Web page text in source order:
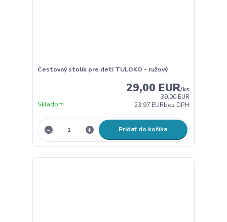
Cestovný stolík pre deti TULOKO - ružový
39,00 EUR
29,00 EUR/ks
23,97 EURbez DPH
Skladom
Pridať do košíka